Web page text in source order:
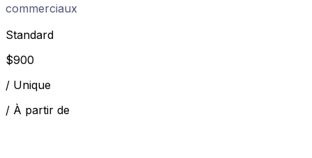
commerciaux
Standard
$900
/ Unique
/ À partir de